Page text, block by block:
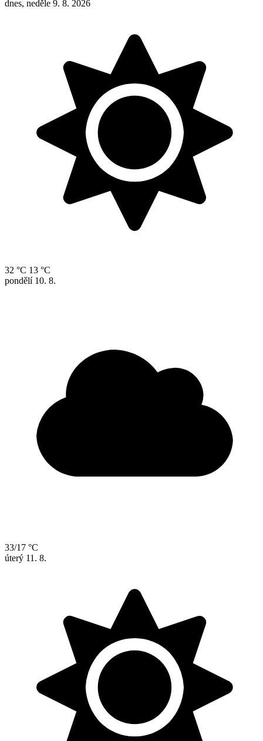
dnes, neděle 9. 8. 2026
32 °C 13 °C
pondělí 10. 8.
33/17 °C
úterý 11. 8.